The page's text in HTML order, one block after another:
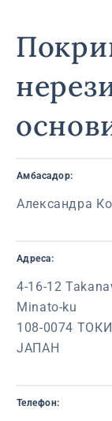
Амбасадор:
Александра
Адреса:
4-16-12
Minato-ku
108-0074
ЈАПАН
Телефон: